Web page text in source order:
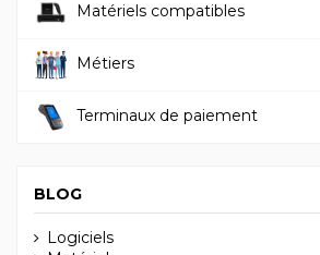
Matériels compatibles
Métiers
Terminaux de paiement
BLOG
Logiciels